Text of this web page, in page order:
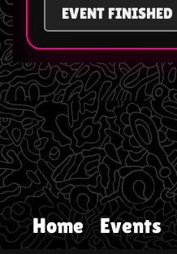
EVENT FINISHED
Home Events